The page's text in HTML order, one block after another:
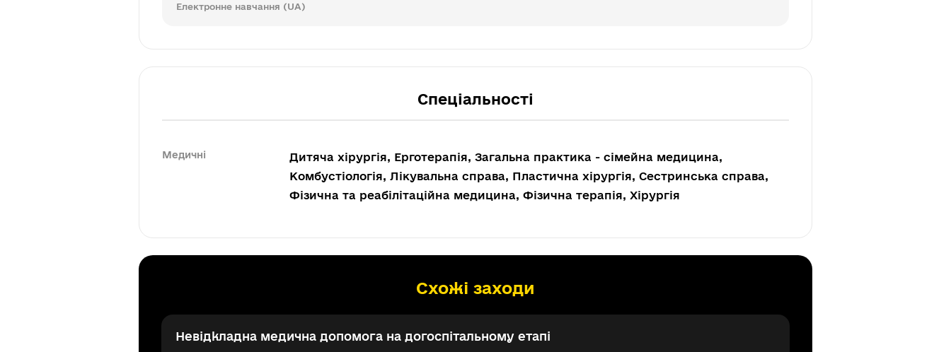
Електронне навчання (UA)
Спеціальності
Медичні
Дитяча хірургія, Ерготерапія, Загальна практика - сімейна медицина,
Комбустіологія, Лікувальна справа, Пластична хірургія, Сестринська справа,
Фізична та реабілітаційна медицина, Фізична терапія, Хірургія
Схожі заходи
Невідкладна медична допомога на догоспітальному етапі